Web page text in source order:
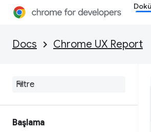
Docs Chrome UX Report
Başlama